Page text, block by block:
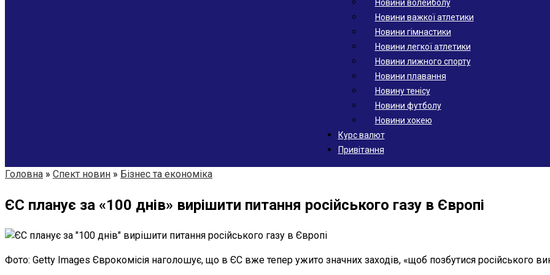
Новини волейболу
Новини важкої атлетики
Новини гімнастики
Новини легкої атлетики
Новини лижного спорту
Новини плавання
Новину тенісу
Новини футболу
Новини хокею
Курс валют
Привітання
Головна » Спект новин » Бізнес та економіка
ЄС планує за «100 днів» вирішити питання російського газу в Європі
Фото: Getty Images Єврокомісія наголошує, що в ЄС вже тепер ужито значних заходів, «щоб позбутися російського